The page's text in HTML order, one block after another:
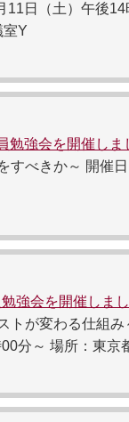
11日（土）午後
室Y
勉強会を開催しま
すべきか～ 開催
強会を開催しま
トが変わる仕組
00分～ 場所：東京